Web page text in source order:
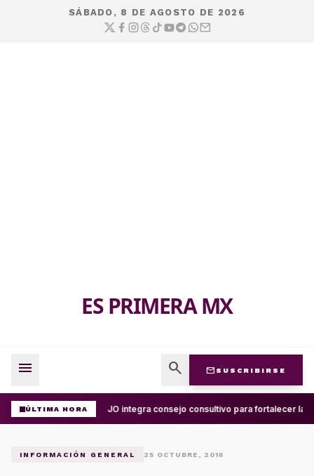
SÁBADO, 8 DE AGOSTO DE 2026
ES PRIMERA MX
menu search mail SUSCRIBIRSE
ÚLTIMA HORA UABJO integra consejo consultivo para fortalecer la
INFORMACIÓN GENERAL 25 OCTUBRE, 2016